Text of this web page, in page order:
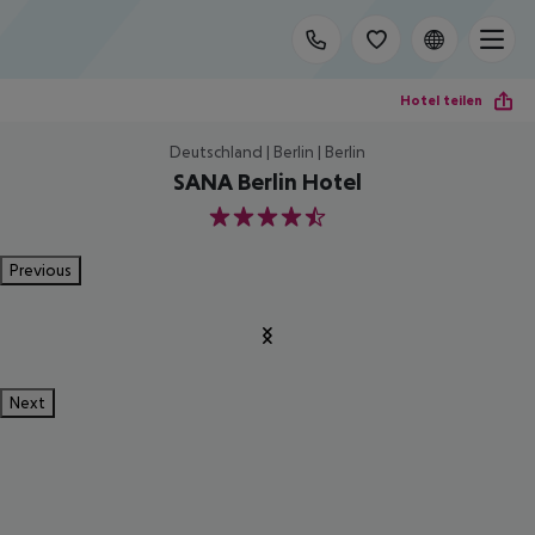
Hotel teilen
Deutschland | Berlin | Berlin
SANA Berlin Hotel
4.5
Previous
Next